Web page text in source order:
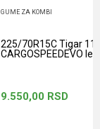
GUME ZA KOMBI
225/70R15C Tigar
CARGOSPEEDEVO let
9.550,00 RSD